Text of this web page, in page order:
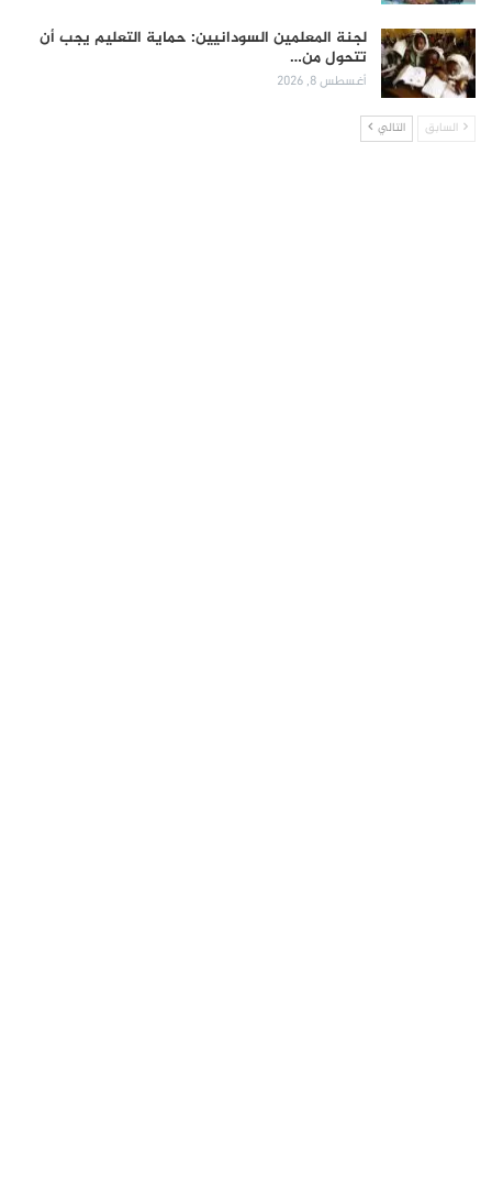
لجنة المعلمين السودانيين: حماية التعليم يجب أن
تتحول من…
أغسطس 8, 2026
السابق التالي